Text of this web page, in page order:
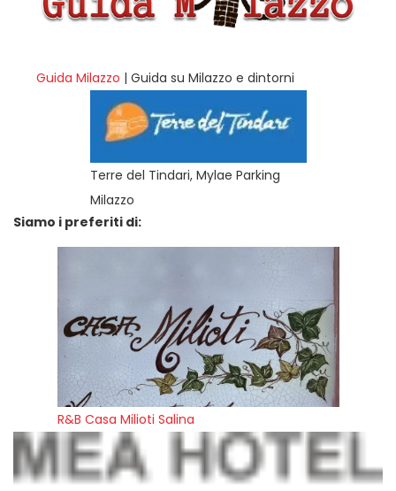
Guida Milazzo | Guida su Milazzo e dintorni
Terre del Tindari, Mylae Parking
Milazzo
Siamo i preferiti di:
R&B Casa Milioti Salina